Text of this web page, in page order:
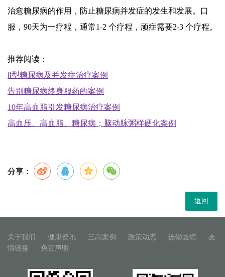
治愈糖尿病的作用，防止糖尿病并发症的发生和发展。口
服，90天为一疗程，通常1-2 个疗程，顽症需要2-3 个疗程。
推荐阅读：
Ⅱ型糖尿病及并发症治疗案例
告别糖尿病终身服药的案例
10年高血脂引发糖尿病治疗案例
高血压、高血脂、糖尿病；脑动脉粥样硬化案例
分享：
返回
关于我们 健康资讯 三高案例 政策动态 连锁医馆
友
情链接
免责声明